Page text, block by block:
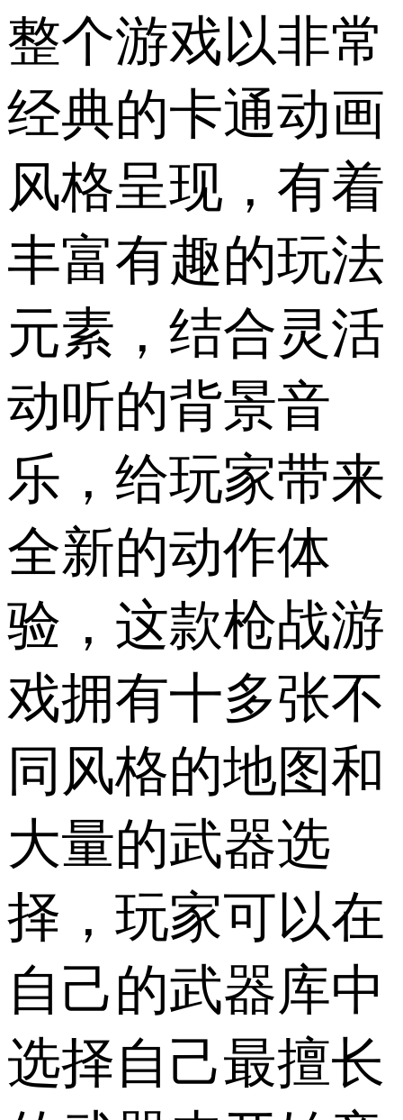
整个游戏以非常
经典的卡通动画
风格呈现，有着
丰富有趣的玩法
元素，结合灵活
动听的背景音
乐，给玩家带来
全新的动作体
验，这款枪战游
戏拥有十多张不
同风格的地图和
大量的武器选
择，玩家可以在
自己的武器库中
选择自己最擅长